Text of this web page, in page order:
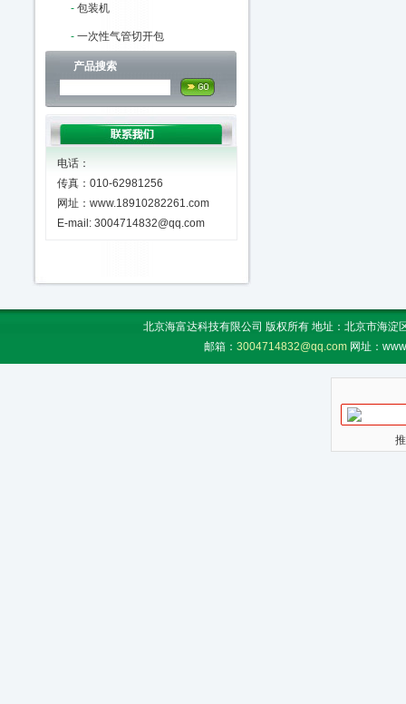
- 包装机
- 一次性气管切开包
产品搜索
电话：
传真：010-62981256
网址：www.18910282261.com
E-mail: 3004714832@qq.com
北京海富达科技有限公司 版权所有 地址：北京市海
邮箱： 3004714832@qq.com 网址：